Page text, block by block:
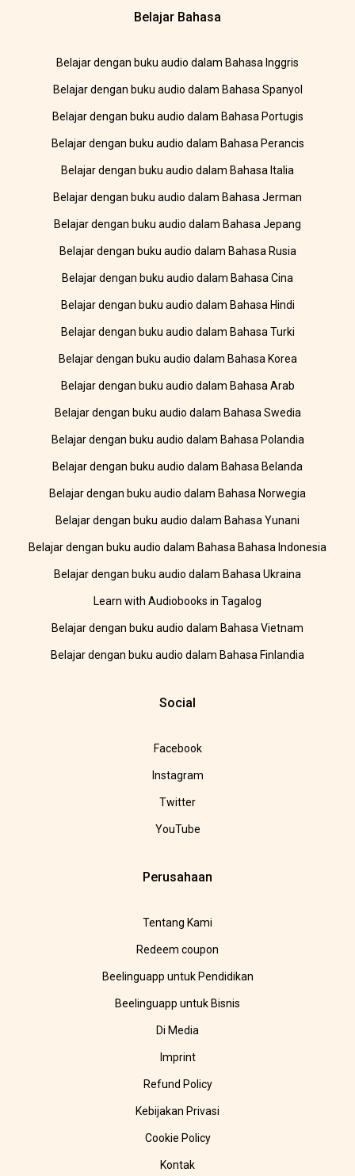
Belajar Bahasa
Belajar dengan buku audio dalam Bahasa Inggris
Belajar dengan buku audio dalam Bahasa Spanyol
Belajar dengan buku audio dalam Bahasa Portugis
Belajar dengan buku audio dalam Bahasa Perancis
Belajar dengan buku audio dalam Bahasa Italia
Belajar dengan buku audio dalam Bahasa Jerman
Belajar dengan buku audio dalam Bahasa Jepang
Belajar dengan buku audio dalam Bahasa Rusia
Belajar dengan buku audio dalam Bahasa Cina
Belajar dengan buku audio dalam Bahasa Hindi
Belajar dengan buku audio dalam Bahasa Turki
Belajar dengan buku audio dalam Bahasa Korea
Belajar dengan buku audio dalam Bahasa Arab
Belajar dengan buku audio dalam Bahasa Swedia
Belajar dengan buku audio dalam Bahasa Polandia
Belajar dengan buku audio dalam Bahasa Belanda
Belajar dengan buku audio dalam Bahasa Norwegia
Belajar dengan buku audio dalam Bahasa Yunani
Belajar dengan buku audio dalam Bahasa Bahasa Indonesia
Belajar dengan buku audio dalam Bahasa Ukraina
Learn with Audiobooks in Tagalog
Belajar dengan buku audio dalam Bahasa Vietnam
Belajar dengan buku audio dalam Bahasa Finlandia
Social
Facebook
Instagram
Twitter
YouTube
Perusahaan
Tentang Kami
Redeem coupon
Beelinguapp untuk Pendidikan
Beelinguapp untuk Bisnis
Di Media
Imprint
Refund Policy
Kebijakan Privasi
Cookie Policy
Kontak